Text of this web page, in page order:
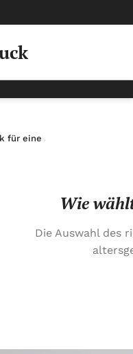
für eine ältere Katze aus?
Wie
Die Auswahl des